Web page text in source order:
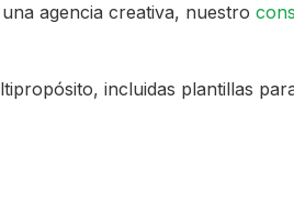
agencia creativa, nuestro
incluidas plantillas